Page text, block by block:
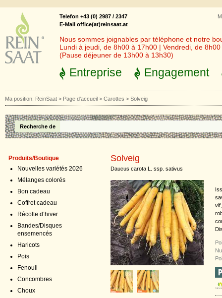
Telefon +43 (0) 2987 / 2347
E-Mail office(at)reinsaat.at
Nous sommes joignables par téléphone et notre
Lundi à jeudi, de 8h00 à 17h00 | Vendredi, de
(Pause déjeuner de 13h00 à 13h30)
Entreprise Engagement
Ma position: ReinSaat > Page d'accueil > Carottes > Solveig
Recherche de
Produits/Boutique
Nouvelles variétés 2026
Mélanges colorés
Bon cadeau
Coffret cadeau
Récolte d’hiver
Bandes/Disques
ensemencés
Haricots
Pois
Fenouil
Concombres
Choux
Solveig
Daucus carota L. ssp. sativus